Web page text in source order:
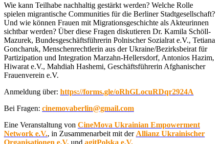
Wie kann Teilhabe nachhaltig gestärkt werden? Welche Rolle
spielen migrantische Communities für die Berliner Stadtgesellschaft?
Und wie können Frauen mit Migrationsgeschichte als Akteurinnen
sichtbar werden? Über diese Fragen diskutieren Dr. Kamila Schöll-
Mazurek, Bundesgeschäftsführerin Polnischer Sozialrat e.V., Tetiana
Goncharuk, Menschenrechtlerin aus der Ukraine/Bezirksbeirat für
Partizipation und Integration Marzahn-Hellersdorf, Antonios Hazim,
Hiwarat e.V., Mahdiah Hashemi, Geschäftsführerin Afghanischer
Frauenverein e.V.
Anmeldung über: https://forms.gle/oRhGLocuRDqr2924A
Bei Fragen: cinemovaberlin@gmail.com
Eine Veranstaltung von CineMova Ukrainian Empowerment
Network e.V., in Zusammenarbeit mit der Allianz Ukrainischer
Organisationen e.V. und agitPolska e.V.